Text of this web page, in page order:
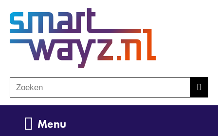
de
inhoud
o
Zoeken
Menu